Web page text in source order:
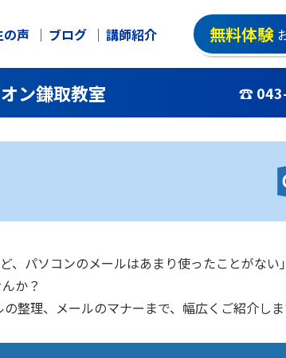
の声 ブログ 講師紹介 無料体験
ン鎌取教室 ☎
、パソコンのメールはあまり使ったことがない
か？
整理、メールのマナーまで、幅広くご紹介しま